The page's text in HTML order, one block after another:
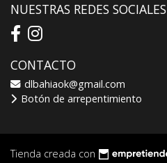
NUESTRAS REDES SOCIALES
CONTACTO
dlbahiaok@gmail.com
Botón de arrepentimiento
Tienda creada con